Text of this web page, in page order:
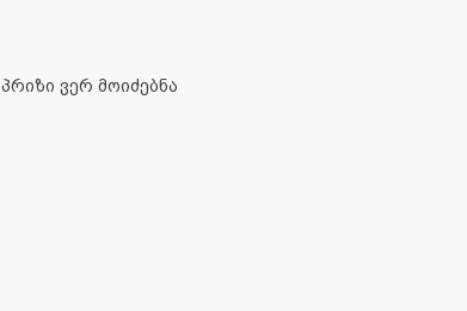
პრიზი ვერ მოიძებნა